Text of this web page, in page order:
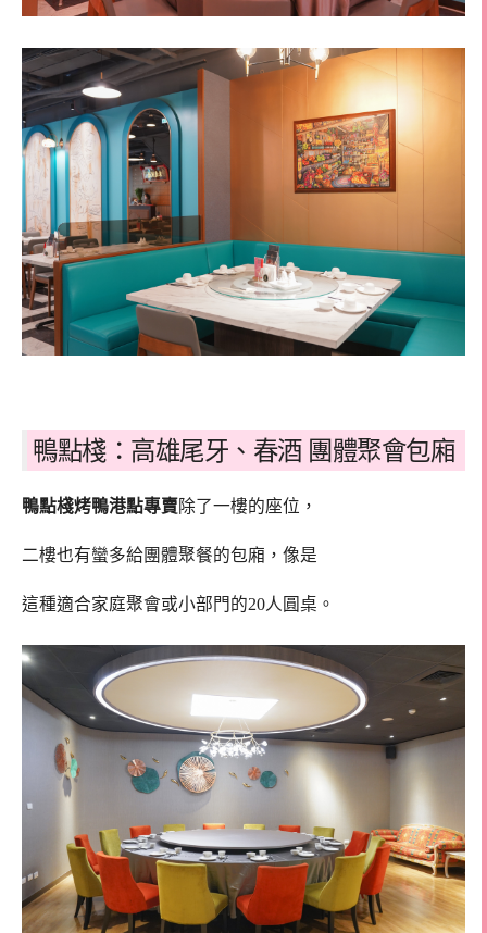
鴨點棧：高雄尾牙、春酒 團體聚會包廂
鴨點棧烤鴨港點專賣除了一樓的座位，
二樓也有蠻多給團體聚餐的包廂，像是
這種適合家庭聚會或小部門的20人圓桌。